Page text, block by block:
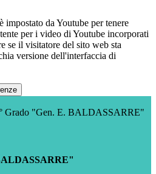
impostato da Youtube per tenere
per i video di Youtube incorporati
se il visitatore del sito web sta
versione dell'interfaccia di
Grado "Gen. E. BALDASSARRE"